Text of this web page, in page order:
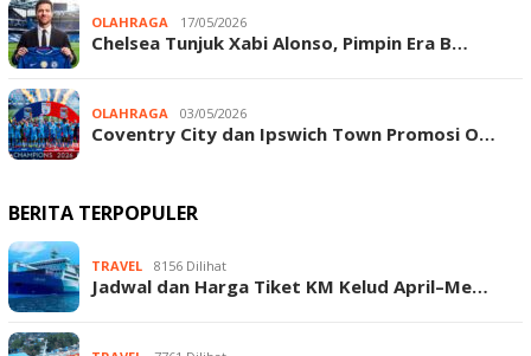
OLAHRAGA 17/05/2026
Chelsea Tunjuk Xabi Alonso, Pimpin Era B…
OLAHRAGA 03/05/2026
Coventry City dan Ipswich Town Promosi O…
BERITA TERPOPULER
TRAVEL 8156 Dilihat
Jadwal dan Harga Tiket KM Kelud April–Me…